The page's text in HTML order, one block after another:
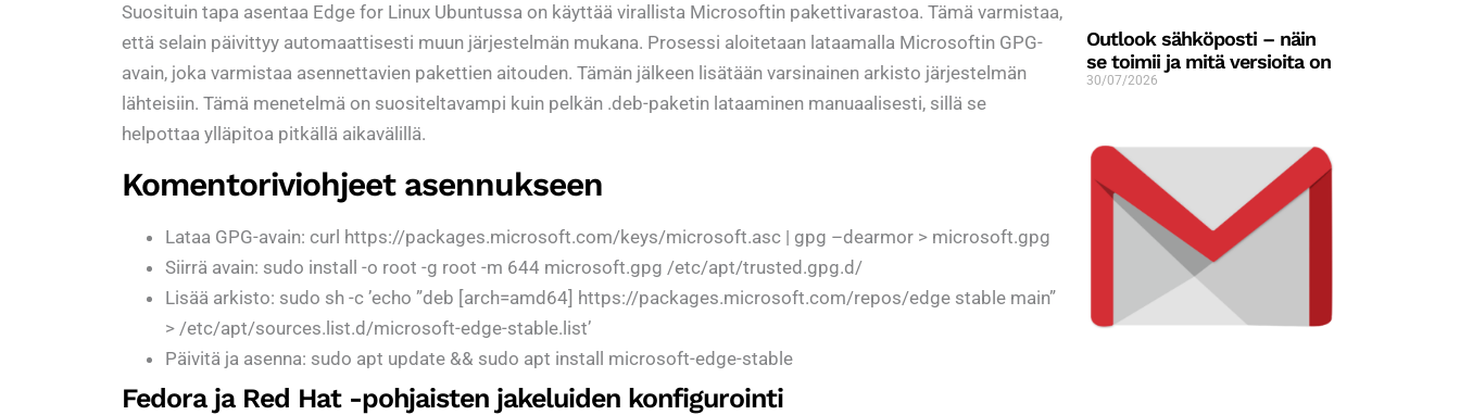
Suosituin tapa asentaa Edge for Linux Ubuntussa on käyttää virallista Microsoftin pakettivarastoa. Tämä varmistaa,
että selain päivittyy automaattisesti muun järjestelmän mukana. Prosessi aloitetaan lataamalla Microsoftin GPG-
avain, joka varmistaa asennettavien pakettien aitouden. Tämän jälkeen lisätään varsinainen arkisto järjestelmän
lähteisiin. Tämä menetelmä on suositeltavampi kuin pelkän .deb-paketin lataaminen manuaalisesti, sillä se
helpottaa ylläpitoa pitkällä aikavälillä.
Komentoriviohjeet asennukseen
Lataa GPG-avain: curl https://packages.microsoft.com/keys/microsoft.asc | gpg –dearmor > microsoft.gpg
Siirrä avain: sudo install -o root -g root -m 644 microsoft.gpg /etc/apt/trusted.gpg.d/
Lisää arkisto: sudo sh -c ’echo ”deb [arch=amd64] https://packages.microsoft.com/repos/edge stable main”
> /etc/apt/sources.list.d/microsoft-edge-stable.list’
Päivitä ja asenna: sudo apt update && sudo apt install microsoft-edge-stable
Fedora ja Red Hat -pohjaisten jakeluiden konfigurointi
Outlook sähköposti – näin
se toimii ja mitä versioita on
30/07/2026